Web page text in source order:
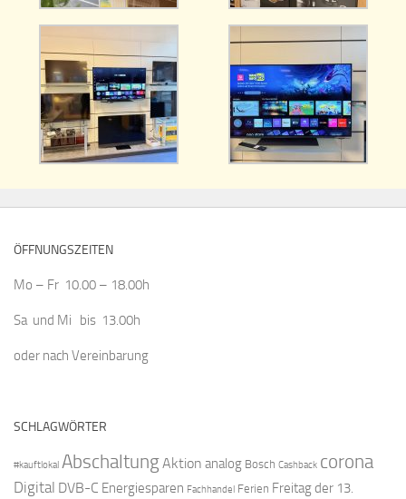
ÖFFNUNGSZEITEN
Mo – Fr 10.00 – 18.00h
Sa und Mi bis 13.00h
oder nach Vereinbarung
SCHLAGWÖRTER
#kauftlokal AbschaltungAktion analog Bosch Cashback corona
Digital DVB-C Energiesparen Fachhandel Ferien Freitag der 13.